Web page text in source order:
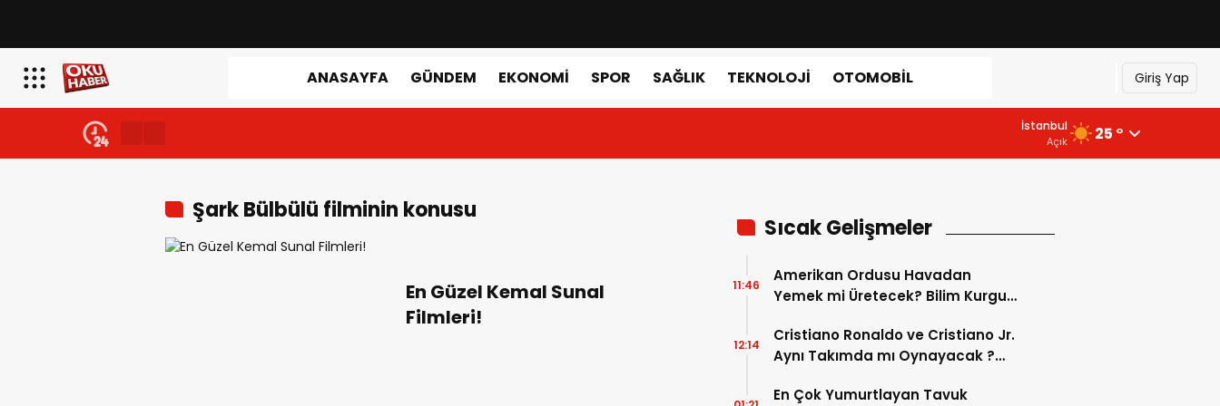
ANASAYFA GÜNDEM EKONOMI SPOR SAĞLIK TEKNOLOJI OTOMOBIL Giriş Yap
İstanbul
Açık 25 °
Şark Bülbülü filminin konusu
En Güzel Kemal Sunal
Filmleri!
Sıcak Gelişmeler
Amerikan Ordusu Havadan
Yemek mi Üretecek? Bilim Kurgu
11:46
Cristiano Ronaldo ve Cristiano Jr.
Aynı Takımda mı Oynayacak ?
Dönemimi Başlıyor ?
12:14
En Çok Yumurtlayan Tavuk